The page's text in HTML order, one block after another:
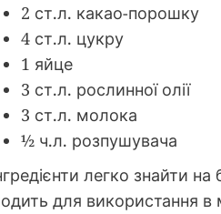
2 ст.л. какао-порошку
4 ст.л. цукру
1 яйце
3 ст.л. рослинної олії
3 ст.л. молока
½ ч.л. розпушувача
легко знайти
для використання